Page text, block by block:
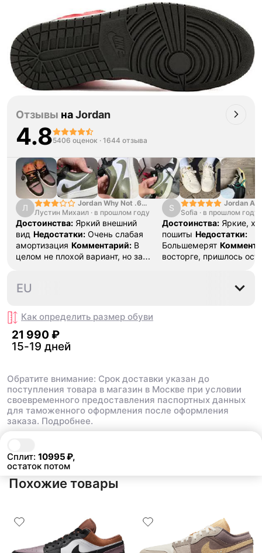
Сплит: 10995₽,
остаток потом
Отзывы наJordan
4.85406 оценок · 1644 отзыва
Л
Jordan Why Not .6
"Bright Crimson" PF
Лустин Михаил · в прошлом году
Достоинства: Яркий внешний
вид Недостатки: Очень слабая
амортизация Комментарий: В
целом не плохой вариант, но за
баскетбольных кроссовок
S
Jordan Air
SE "Turf
Sofia · в прошлом году
Достоинства: Яркие,
пошиты Недостатки:
Большемерят
восторге, пришлось
44.5
EU
Как определить размер обуви
21 990 ₽
15-19 дней
Обратите внимание: Срок доставки указан до
поступления товара в магазин в Москве при условии
своевременного предоставления паспортных данных
для таможенного оформления после оформления
заказа. Подробнее.
Похожие товары